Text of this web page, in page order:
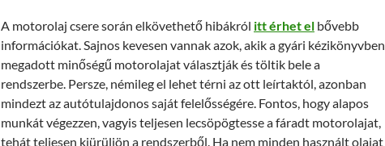
A motorolaj csere során elkövethető hibákról itt érhet el bővebb
információkat. Sajnos kevesen vannak azok, akik a gyári kézikönyvben
megadott minőségű motorolajat választják és töltik bele a
rendszerbe. Persze, némileg el lehet térni az ott leírtaktól, azonban
mindezt az autótulajdonos saját felelősségére. Fontos, hogy alapos
munkát végezzen, vagyis teljesen lecsöpögtesse a fáradt motorolajat,
tehát teljesen kiürüljön a rendszerből. Ha nem minden használt olajat